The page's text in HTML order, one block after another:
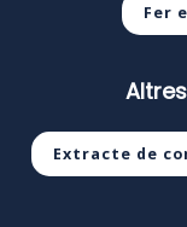
Fer
Extracte de